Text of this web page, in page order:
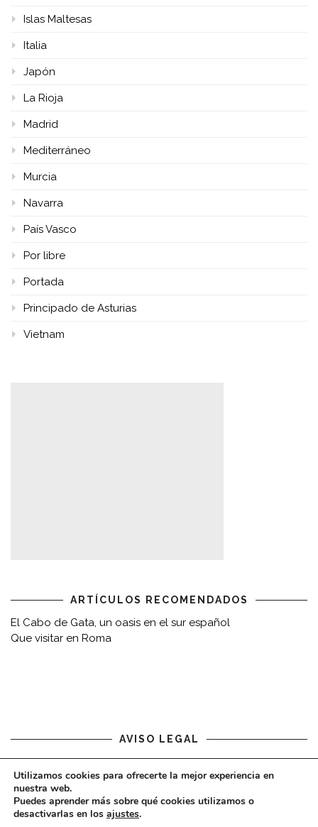
Islas Maltesas
Italia
Japón
La Rioja
Madrid
Mediterráneo
Murcia
Navarra
País Vasco
Por libre
Portada
Principado de Asturias
Vietnam
ARTÍCULOS RECOMENDADOS
El Cabo de Gata, un oasis en el sur español
Que visitar en Roma
AVISO LEGAL
Aviso legal
Utilizamos cookies para ofrecerte la mejor experiencia en
nuestra web.
Puedes aprender más sobre qué cookies utilizamos o
desactivarlas en los ajustes.